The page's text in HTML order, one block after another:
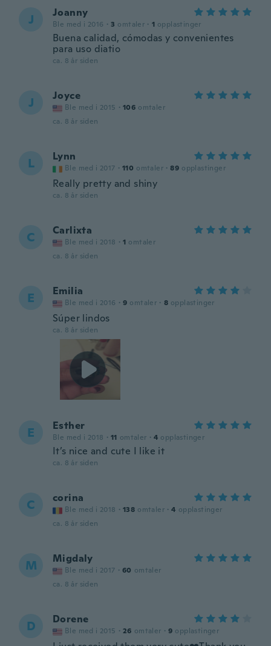
J Joanny
Ble med i 2016 · 3 omtaler · 1 opplastinger
Buena calidad, cómodas y convenientes
para uso diatio
ca. 8 år siden
J Joyce
Ble med i 2015 · 106 omtaler
ca. 8 år siden
L Lynn
Ble med i 2017 · 110 omtaler · 89 opplastinger
Really pretty and shiny
ca. 8 år siden
C Carlixta
Ble med i 2018 · 1 omtaler
ca. 8 år siden
E Emilia
Ble med i 2016 · 9 omtaler · 8 opplastinger
Súper lindos
ca. 8 år siden
E Esther
Ble med i 2018 · 11 omtaler · 4 opplastinger
It’s nice and cute I like it
ca. 8 år siden
C corina
Ble med i 2018 · 138 omtaler · 4 opplastinger
ca. 8 år siden
M Migdaly
Ble med i 2017 · 60 omtaler
ca. 8 år siden
D Dorene
Ble med i 2015 · 26 omtaler · 9 opplastinger